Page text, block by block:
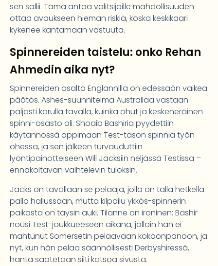
sen sallii. Tämä antaa valitsijoille mahdollisuuden
ottaa avaukseen hieman riskiä, koska keskikaari
kykenee kantamaan vastuuta.
Spinnereiden taistelu: onko Rehan
Ahmedin aika nyt?
Spinnereiden osalta Englannilla on edessään vaikea
päätös. Ashes-suunnitelma Australiaa vastaan
paljasti karulla tavalla, kuinka ohut ja keskeneräinen
spinni-osasto oli. Shoaib Bashiria pyydettiin
käytännössä oppimaan Test-tason spinniä työn
ohessa, ja sen jälkeen turvauduttiin
lyöntipainotteiseen Will Jacksiin neljässä Testissä –
ennakoitavan vaihtelevin tuloksin.
Jacks on tavallaan se pelaaja, jolla on tällä hetkellä
pallo hallussaan, mutta kilpailu ykkös-spinnerin
paikasta on täysin auki. Tilanne on ironinen: Bashir
nousi Test-joukkueeseen aikana, jolloin hän ei
mahtunut Somersetin pelaavaan kokoonpanoon, ja
nyt, kun hän pelaa säännöllisesti Derbyshiressä,
häntä saatetaan silti katsoa sivusta.